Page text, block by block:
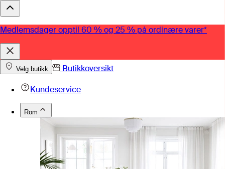
Medlemsdager opptil 60 % og 25 % på ordinære varer*
Velg butikk
Butikkoversikt
Kundeservice
Rom